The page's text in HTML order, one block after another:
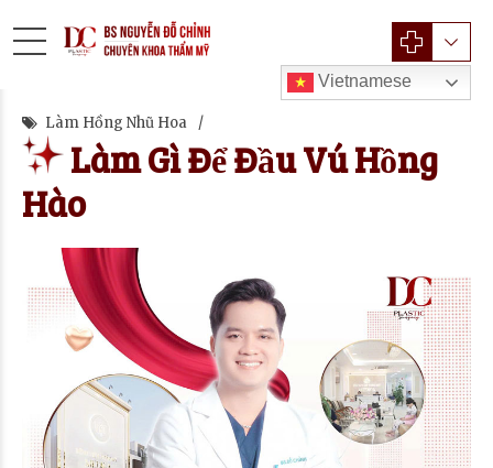
Vietnamese
Làm Hồng Nhũ Hoa
Làm Gì Để Đầu Vú Hồng
Hào